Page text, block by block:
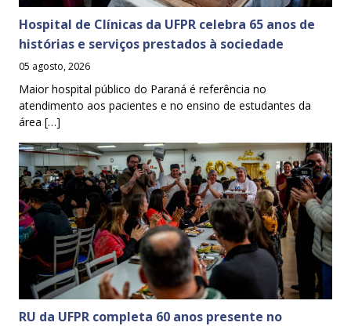
Hospital de Clínicas da UFPR celebra 65 anos de
histórias e serviços prestados à sociedade
05 agosto, 2026
Maior hospital público do Paraná é referência no
atendimento aos pacientes e no ensino de estudantes da
área […]
RU da UFPR completa 60 anos presente no